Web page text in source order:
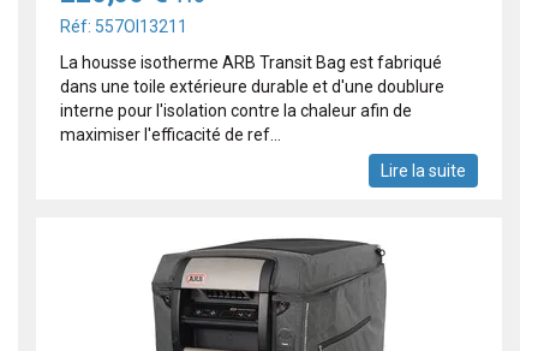
Réf: 557OI13211
La housse isotherme ARB Transit Bag est fabriqué
dans une toile extérieure durable et d'une doublure
interne pour l'isolation contre la chaleur afin de
maximiser l'efficacité de ref...
Lire la suite